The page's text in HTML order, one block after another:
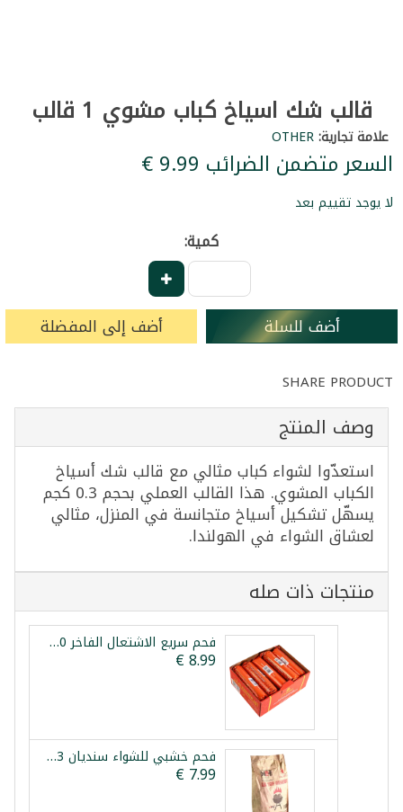
قالب شك اسياخ كباب مشوي 1 قالب
علامة تجارية:OTHER
السعر متضمن الضرائب ‏9.99 €
لا يوجد تقييم بعد
كمية:
أضف للسلة أضف إلى المفضلة
SHARE PRODUCT
وصف المنتج
استعدّوا لشواء كباب مثالي مع قالب شك أسياخ
الكباب المشوي. هذا القالب العملي بحجم 0.3 كجم
يسهّل تشكيل أسياخ متجانسة في المنزل، مثالي
لعشاق الشواء في الهولندا.
منتجات ذات صله
فحم سريع الاشتعال الفاخر 100 قطعة 33مم
فحم خشبي للشواء سنديان 3 كغ